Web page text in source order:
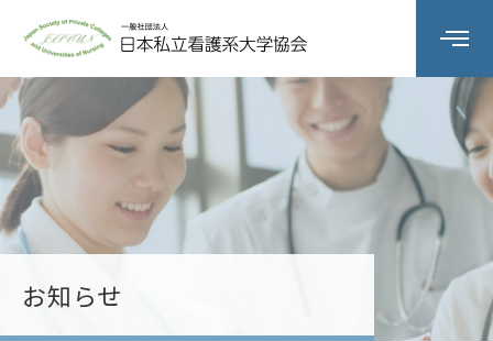
組織の概要
委員会活動
お知らせ